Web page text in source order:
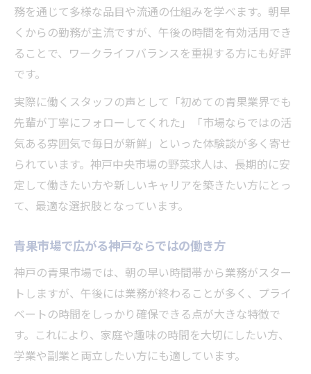
未経験でも安心して働ける神戸本場の環境
神戸中央市場が未経験者を支える教育体制
野菜の仕分けや在庫管理も安心して学べる
神戸本場でのOJT研修が未経験者の味方に
なる
青果市場で初めて働く方が安心できる職場
作り
未経験から正社員を目指せる神戸の青果求
人
神戸中央市場で描く野菜業界のキャリアパ
ス
現場業務から営業まで広がる青果市場の成
長機会
務を通じて多様な品目や流通の仕組みを学べます。朝早
くからの勤務が主流ですが、午後の時間を有効活用でき
ることで、ワークライフバランスを重視する方にも好評
です。
実際に働くスタッフの声として「初めての青果業界でも
先輩が丁寧にフォローしてくれた」「市場ならではの活
気ある雰囲気で毎日が新鮮」といった体験談が多く寄せ
られています。神戸中央市場の野菜求人は、長期的に安
定して働きたい方や新しいキャリアを築きたい方にとっ
て、最適な選択肢となっています。
青果市場で広がる神戸ならではの働き方
神戸の青果市場では、朝の早い時間帯から業務がスター
トしますが、午後には業務が終わることが多く、プライ
ベートの時間をしっかり確保できる点が大きな特徴で
す。これにより、家庭や趣味の時間を大切にしたい方、
学業や副業と両立したい方にも適しています。